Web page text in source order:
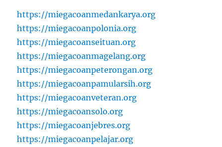
https://miegacoanmedankarya.org
https://miegacoanpolonia.org
https://miegacoanseituan.org
https://miegacoanmagelang.org
https://miegacoanpeterongan.org
https://miegacoanpamularsih.org
https://miegacoanveteran.org
https://miegacoansolo.org
https://miegacoanjebres.org
https://miegacoanpelajar.org